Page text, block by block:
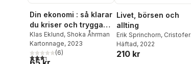
antal röster:
Din ekonomi : så klarar
du kriser och tryggar
framtiden
Klas Eklund, Shoka Åhrman
Kartonnage, 2023
3,3utav 5 stjärnor. Totalt antal röster:
(6)
Livet, börsen och
allting
Erik Sprinchorn, Cristofer
Andersson
Häftad, 2022
210 kr